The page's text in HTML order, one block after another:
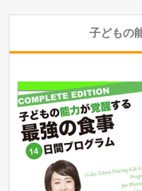
子どもの